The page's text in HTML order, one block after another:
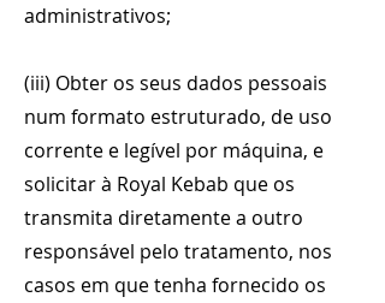
administrativos;
(iii) Obter os seus dados pessoais
num formato estruturado, de uso
corrente e legível por máquina, e
solicitar à Royal Kebab que os
transmita diretamente a outro
responsável pelo tratamento, nos
casos em que tenha fornecido os